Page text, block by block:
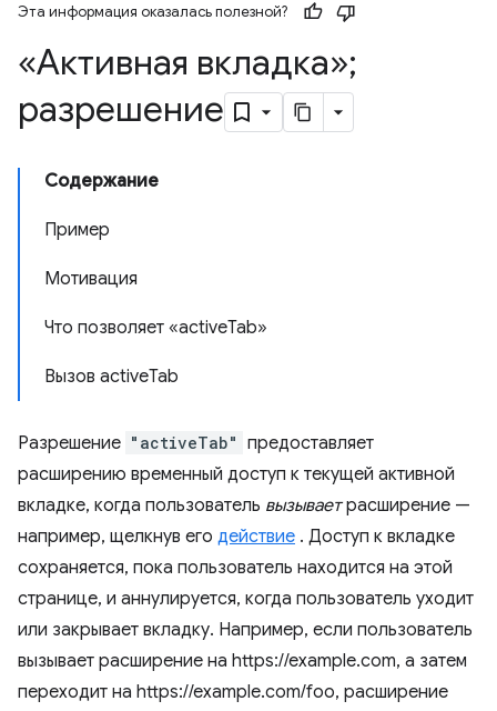
Эта информация оказалась полезной?
«Активная вкладка»;
разрешение
Содержание
Пример
Мотивация
Что позволяет «activeTab»
Вызов activeTab
Разрешение "activeTab" предоставляет
расширению временный доступ к текущей активной
вкладке, когда пользователь вызываетрасширение —
например, щелкнув его действие . Доступ к вкладке
сохраняется, пока пользователь находится на этой
странице, и аннулируется, когда пользователь уходит
или закрывает вкладку. Например, если пользователь
вызывает расширение на https://example.com, а затем
переходит на https://example.com/foo, расширение